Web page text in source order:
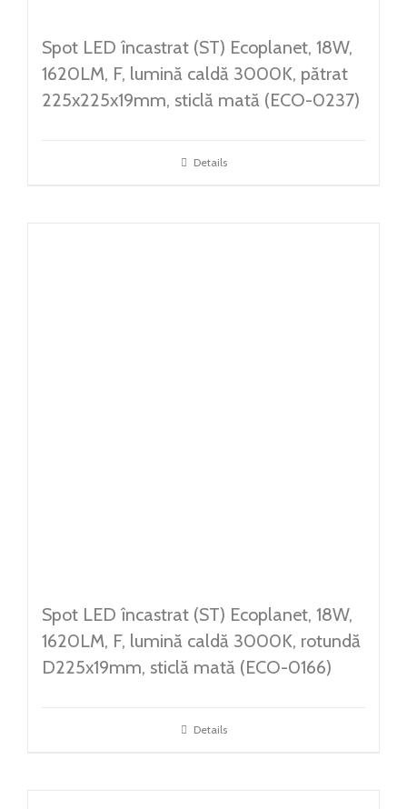
Spot LED încastrat (ST) Ecoplanet, 18W,
1620LM, F, lumină caldă 3000K, pătrat
225x225x19mm, sticlă mată (ECO-0237)
Details
Spot LED încastrat (ST) Ecoplanet, 18W,
1620LM, F, lumină caldă 3000K, rotundă
D225x19mm, sticlă mată (ECO-0166)
Details